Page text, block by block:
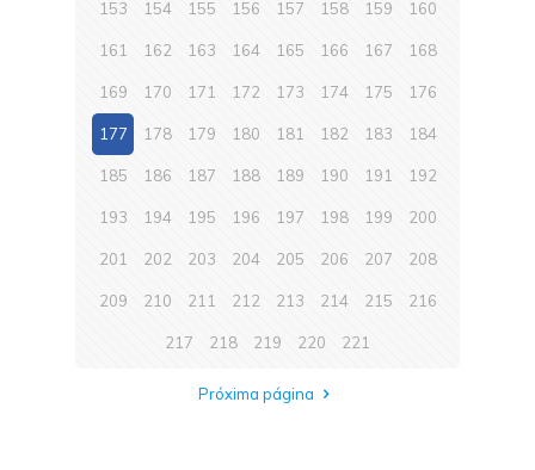
153 154 155 156 157 158 159 160
161 162 163 164 165 166 167 168
169 170 171 172 173 174 175 176
177 178 179 180 181 182 183 184
185 186 187 188 189 190 191 192
193 194 195 196 197 198 199 200
201 202 203 204 205 206 207 208
209 210 211 212 213 214 215 216
217 218 219 220 221
Próxima página